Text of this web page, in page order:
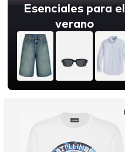
Esenciales para el
verano